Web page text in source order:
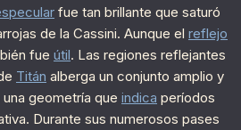
fue tan brillante que saturó
de la Cassini. Aunque el reflejo
fue útil. Las regiones reflejantes
Titán alberga un conjunto amplio y
geometría que indica períodos
Durante sus numerosos pases